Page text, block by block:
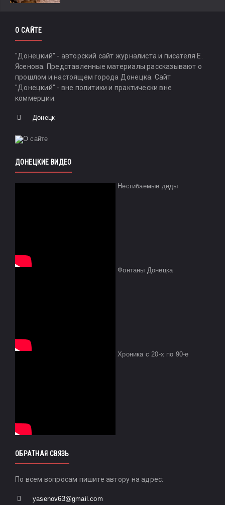
О САЙТЕ
"Донецкий" - авторский сайт журналиста и писателя Е.
Ясенова. Представленные материалы рассказывают о
прошлом и настоящем города Донецка. Сайт
"Донецкий" - вне политики и практически вне
коммерции.
Донецк
ДОНЕЦКИЕ ВИДЕО
Несгибаемые деды
Фонтаны Донецка
Хроника с 20-х по 90-е
ОБРАТНАЯ СВЯЗЬ
По всем вопросам пишите автору на адрес:
yasenov63@gmail.com